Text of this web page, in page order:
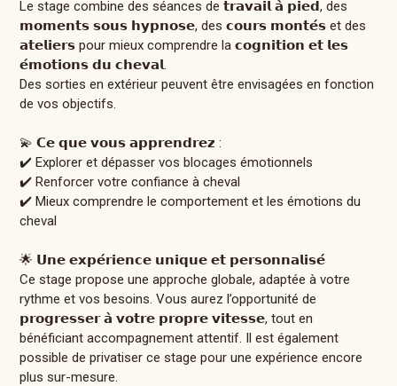
Le stage combine des séances de 𝘁𝗿𝗮𝘃𝗮𝗶𝗹 𝗮̀ 𝗽𝗶𝗲𝗱, des
𝗺𝗼𝗺𝗲𝗻𝘁𝘀 𝘀𝗼𝘂𝘀 𝗵𝘆𝗽𝗻𝗼𝘀𝗲, des 𝗰𝗼𝘂𝗿𝘀 𝗺𝗼𝗻𝘁𝗲́𝘀 et des
𝗮𝘁𝗲𝗹𝗶𝗲𝗿𝘀 pour mieux comprendre la 𝗰𝗼𝗴𝗻𝗶𝘁𝗶𝗼𝗻 𝗲𝘁 𝗹𝗲𝘀
𝗲́𝗺𝗼𝘁𝗶𝗼𝗻𝘀 𝗱𝘂 𝗰𝗵𝗲𝘃𝗮𝗹.
Des sorties en extérieur peuvent être envisagées en fonction
de vos objectifs.
💫 𝗖𝗲 𝗾𝘂𝗲 𝘃𝗼𝘂𝘀 𝗮𝗽𝗽𝗿𝗲𝗻𝗱𝗿𝗲𝘇 :
✔️ Explorer et dépasser vos blocages émotionnels
✔️ Renforcer votre confiance à cheval
✔️ Mieux comprendre le comportement et les émotions du
cheval
🌟 𝗨𝗻𝗲 𝗲𝘅𝗽𝗲́𝗿𝗶𝗲𝗻𝗰𝗲 𝘂𝗻𝗶𝗾𝘂𝗲 𝗲𝘁 𝗽𝗲𝗿𝘀𝗼𝗻𝗻𝗮𝗹𝗶𝘀𝗲́
Ce stage propose une approche globale, adaptée à votre
rythme et vos besoins. Vous aurez l’opportunité de
𝗽𝗿𝗼𝗴𝗿𝗲𝘀𝘀𝗲𝗿 𝗮̀ 𝘃𝗼𝘁𝗿𝗲 𝗽𝗿𝗼𝗽𝗿𝗲 𝘃𝗶𝘁𝗲𝘀𝘀𝗲, tout en
bénéficiant accompagnement attentif. Il est également
possible de privatiser ce stage pour une expérience encore
plus sur-mesure.